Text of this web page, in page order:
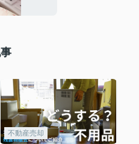
不動産売却